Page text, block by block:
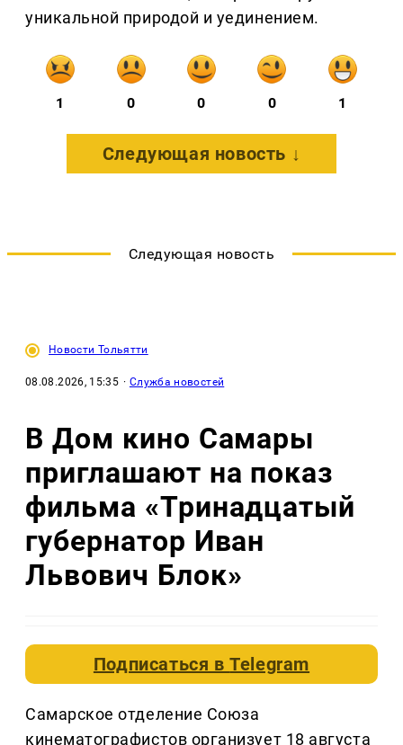
уникальной природой и уединением.
1 0 0 0 1
Следующая новость ↓
Следующая новость
Новости Тольятти
08.08.2026, 15:35 · Служба новостей
В Дом кино Самары
приглашают на показ
фильма «Тринадцатый
губернатор Иван
Львович Блок»
Подписаться вTelegram
Самарское отделение Союза
кинематографистов организует 18 августа